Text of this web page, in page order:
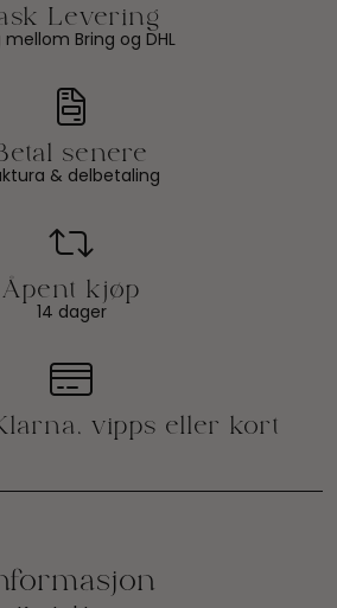
mellom Bring og DHL
& delbetaling
14 dager